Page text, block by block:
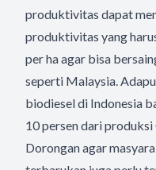
produktivitas dapat
produktivitas yang
per ha agar bisa
seperti Malaysia.
biodiesel di Indonesia
10 persen dari produksi
Dorongan agar